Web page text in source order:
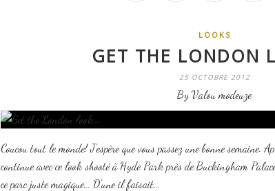
LOOKS
GET THE LONDON
25 OCTOBRE 2012
By Valou modeuze
Coucou tout le monde! J'espère que vous passez une bonne semaine.
continue avec ce look shooté à Hyde Park près de Buckingham
ce parc juste magique... D'une il faisait...